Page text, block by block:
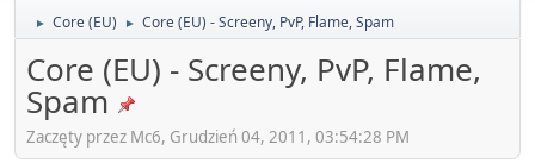
► Core (EU) ► Core (EU) - Screeny, PvP, Flame, Spam
Core (EU) - Screeny, PvP, Flame,
Spam
Zaczęty przez Mc6, Grudzień 04, 2011, 03:54:28 PM